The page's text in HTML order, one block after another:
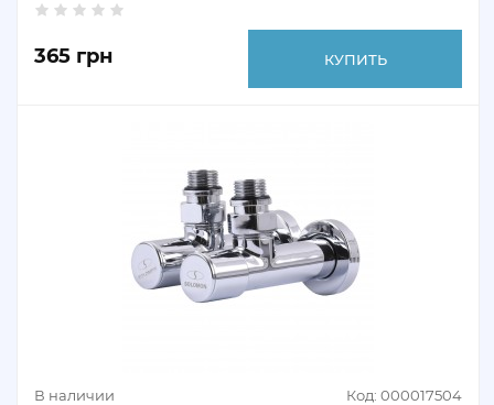
365 грн КУПИТЬ
В наличии Код: 000017504